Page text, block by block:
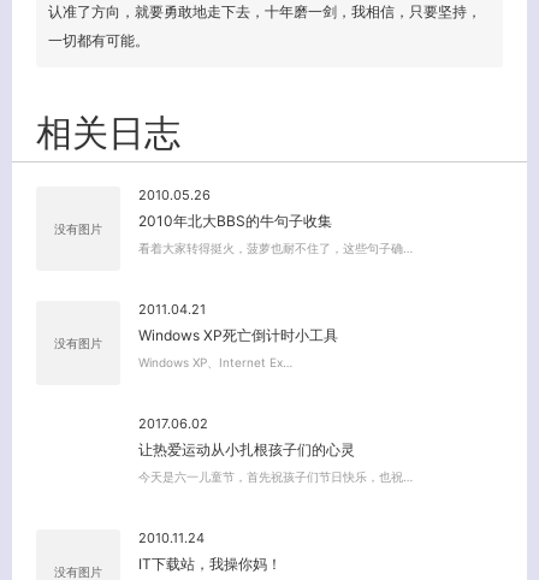
认准了方向，就要勇敢地走下去，十年磨一剑，我相信，只要坚持，
一切都有可能。
相关日志
没有图片
2010.05.26
2010年北大BBS的牛句子收集
看着大家转得挺火，菠萝也耐不住了，这些句子确…
没有图片
2011.04.21
Windows XP死亡倒计时小工具
Windows XP、Internet Ex…
2017.06.02
让热爱运动从小扎根孩子们的心灵
今天是六一儿童节，首先祝孩子们节日快乐，也祝…
没有图片
2010.11.24
IT下载站，我操你妈！